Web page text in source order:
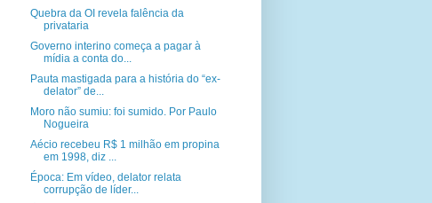
Quebra da OI revela falência da
privataria
Governo interino começa a pagar à
mídia a conta do...
Pauta mastigada para a história do “ex-
delator” de...
Moro não sumiu: foi sumido. Por Paulo
Nogueira
Aécio recebeu R$ 1 milhão em propina
em 1998, diz ...
Época: Em vídeo, delator relata
corrupção de líder...